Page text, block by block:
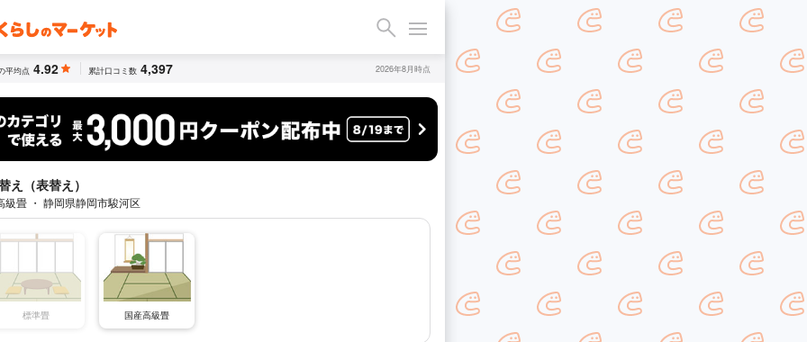
平均点 4.92 累計口コミ数 4,397 2026年8月時点
え（表替え）
級畳 ・ 静岡県静岡市駿河区
標準畳 国産高級畳